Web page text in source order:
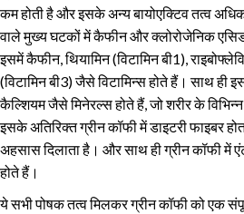
कम होती है और इसके अन्य बायोएक्टिव तत्व
वाले मुख्य घटकों में कैफीन और क्लोरोजेनिक
इसमें कैफीन, थियामिन (विटामिन बी1),
(विटामिन बी3) जैसे विटामिन्स होते हैं। साथ ही
कैल्शियम जैसे मिनेरल्स होते हैं, जो शरीर के
इसके अतिरिक्त ग्रीन कॉफी में डाइटरी फाइबर
अहसास दिलाता है। और साथ ही ग्रीन कॉफी में
होते हैं।
ये सभी पोषक तत्व मिलकर ग्रीन कॉफी को एक